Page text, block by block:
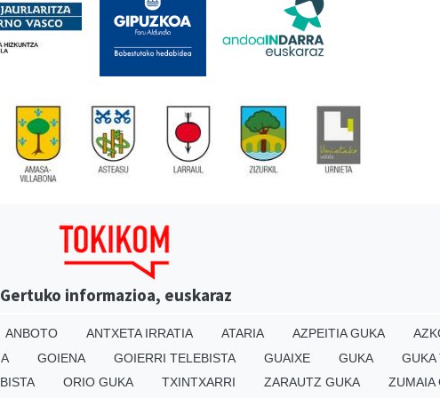
Gertuko informazioa, euskaraz
ANBOTO ANTXETA IRRATIA ATARIA AZPEITIA GUKA
GOIENA GOIERRI TELEBISTA GUAIXE GUKA GUKA
ORIO GUKA TXINTXARRI ZARAUTZ GUKA ZUMAIA